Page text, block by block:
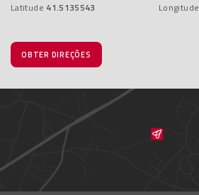
Latitude 41.5135543 Longitude
OBTER DIREÇÕES